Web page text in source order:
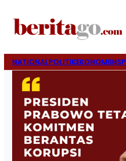
NATIONALPOLITIKEKONOMI